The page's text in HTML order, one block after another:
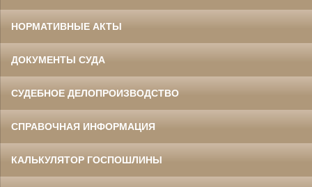
НОРМАТИВНЫЕ АКТЫ
ДОКУМЕНТЫ СУДА
СУДЕБНОЕ ДЕЛОПРОИЗВОДСТВО
СПРАВОЧНАЯ ИНФОРМАЦИЯ
КАЛЬКУЛЯТОР ГОСПОШЛИНЫ